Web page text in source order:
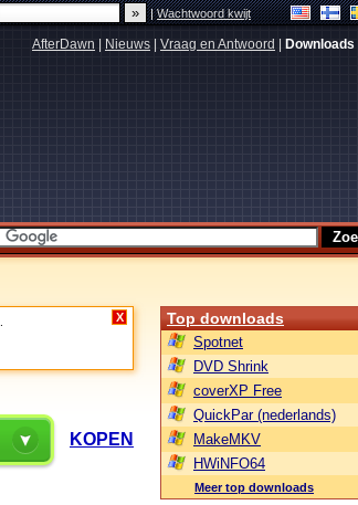
|Wachtwoord kwijt
AfterDawn Nieuws Vraag en Antwoord Downloads
X
KOPEN
Top downloads
Spotnet
DVD Shrink
coverXP Free
QuickPar (nederlands)
MakeMKV
HWiNFO64
Meer top downloads